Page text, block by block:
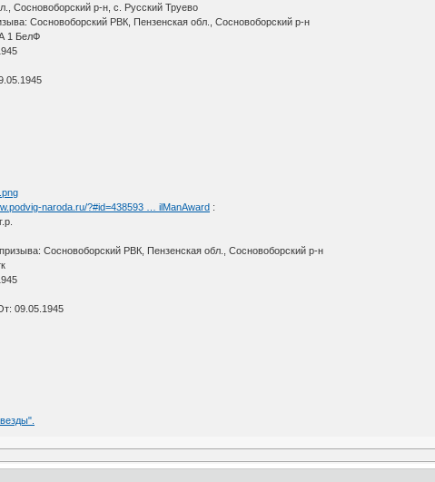
Сосновоборский р-н, с. Русский Труево
Сосновоборский РВК, Пензенская обл., Сосновоборский р-н
1 БелФ
naroda.ru/?#id=438593 … ilManAward :
Сосновоборский РВК, Пензенская обл., Сосновоборский р-н
09.05.1945